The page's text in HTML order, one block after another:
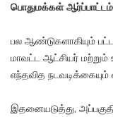
பொதுமக்கள்
பல ஆண்டுகளாகியும்
மாவட்ட ஆட்சியர் மற்றும்
எந்தவித நடவடிக்கையும்
இதனையடுத்து,